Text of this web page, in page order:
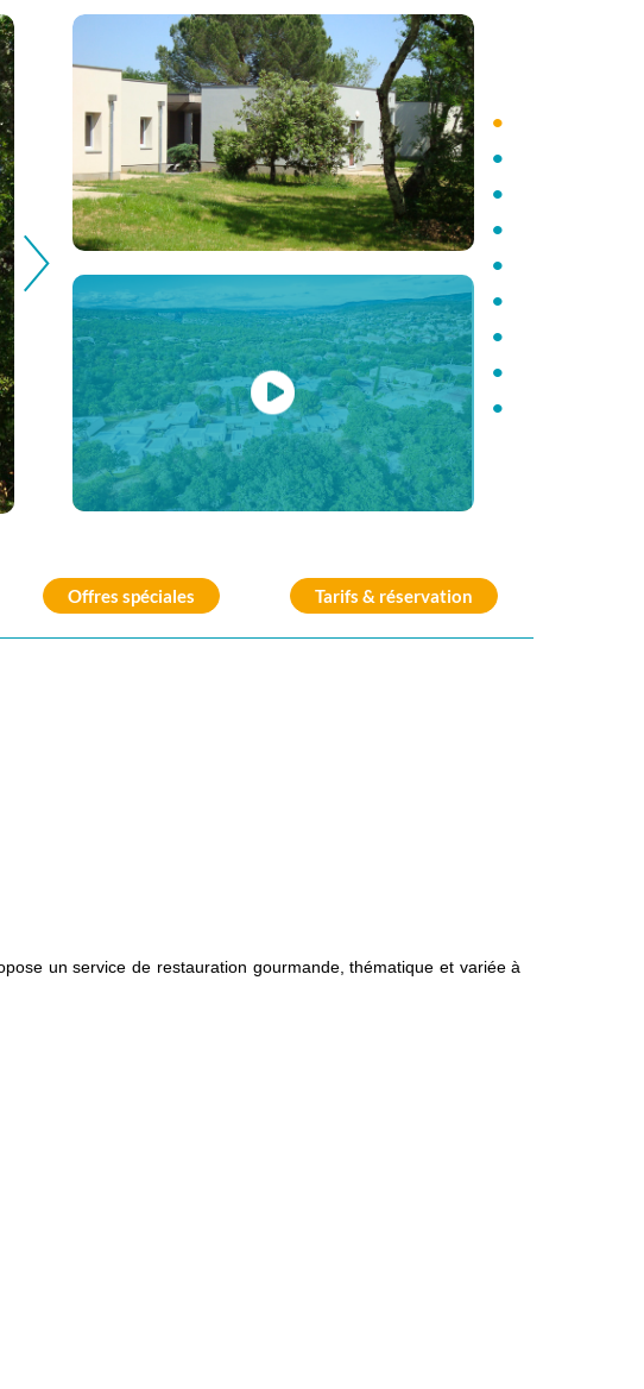
•
•
•
•
•
•
•
•
•
Offres spéciales Tarifs & réservation
un service de restauration gourmande, thématique et variée à